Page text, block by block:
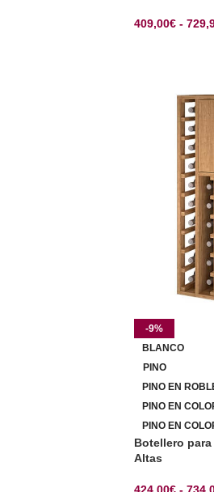
409,00€ -
-9%
BLANCO
PINO
PINO EN
PINO EN
PINO EN
Botellero
Altas